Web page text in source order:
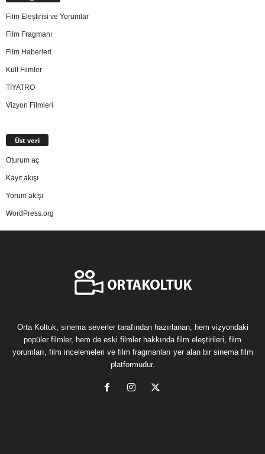
Film Eleştirisi ve Yorumlar
Film Fragmanı
Film Haberleri
Kült Filmler
TİYATRO
Vizyon Filmleri
Üst veri
Oturum aç
Kayıt akışı
Yorum akışı
WordPress.org
Orta Koltuk, sinema severler tarafından hazırlanan, hem vizyondaki
popüler filmler, hem de eski filmler hakkında film eleştirileri, film
yorumları, film incelemeleri ve film fragmanları yer alan bir sinema film
platformudur.